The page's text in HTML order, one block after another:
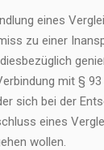
eines
zu einer
mit §
sich bei der
eines
wollen.